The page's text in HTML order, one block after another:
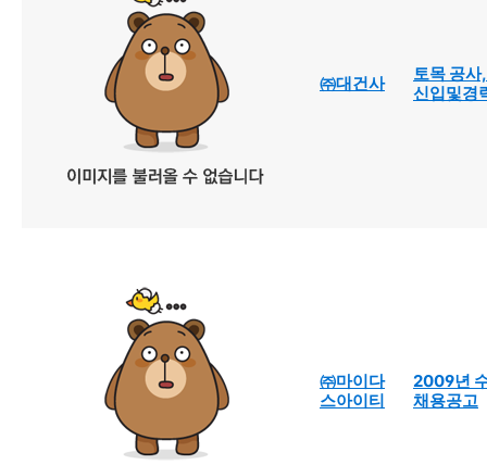
㈜대건사
토목 공사
신입및경
㈜마이다
스아이티
2009년
채용공고